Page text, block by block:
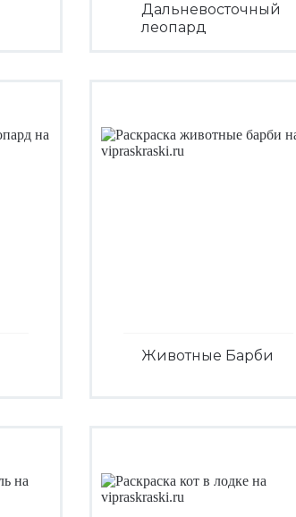
Дальневосточный
леопард
Животные Барби